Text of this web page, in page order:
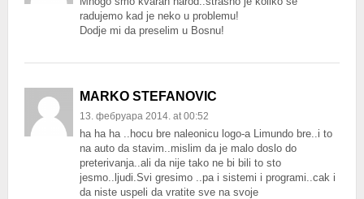
radujemo kad je neko u problemu!
Dodje mi da preselim u Bosnu!
MARKO STEFANOVIC
13. фебруара 2014. at 00:52
ha ha ha ..hocu bre naleonicu logo-a Limundo bre..i to
na auto da stavim..mislim da je malo doslo do
preterivanja..ali da nije tako ne bi bili to sto
jesmo..ljudi.Svi gresimo ..pa i sistemi i programi..cak i
da niste uspeli da vratite sve na svoje